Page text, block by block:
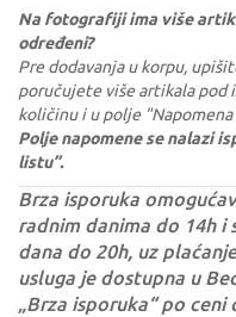
Na fotografiji ima više
određeni?
Pre dodavanja u korpu,
poručujete više artikala pod
količinu i u polje
Polje napomene se nalazi
listu”.
Brza isporuka
radnim danima do 14h i
dana do 20h, uz
usluga je dostupna u
„Brza isporuka“ po ceni